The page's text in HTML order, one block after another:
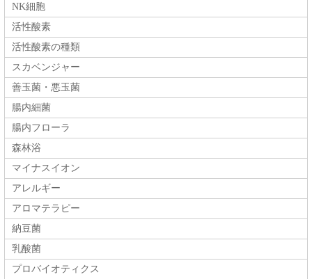
NK細胞
活性酸素
活性酸素の種類
スカベンジャー
善玉菌・悪玉菌
腸内細菌
腸内フローラ
森林浴
マイナスイオン
アレルギー
アロマテラピー
納豆菌
乳酸菌
プロバイオティクス